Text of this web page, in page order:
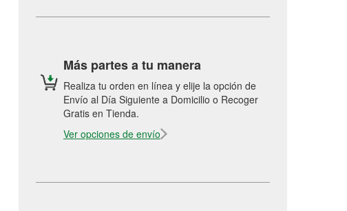
Más partes a tu manera
Realiza tu orden en línea y elije la opción de
Envío al Día Siguiente a Domicilio o Recoger
Gratis en Tienda.
Ver opciones de envío